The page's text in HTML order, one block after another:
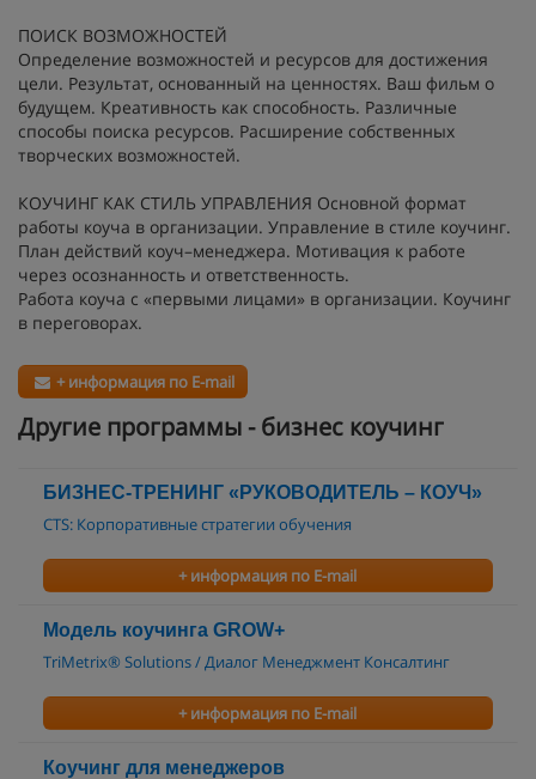
ПОИСК ВОЗМОЖНОСТЕЙ
Определение возможностей и ресурсов для достижения
цели. Результат, основанный на ценностях. Ваш фильм о
будущем. Креативность как способность. Различные
способы поиска ресурсов. Расширение собственных
творческих возможностей.
КОУЧИНГ КАК СТИЛЬ УПРАВЛЕНИЯ Основной формат
работы коуча в организации. Управление в стиле коучинг.
План действий коуч–менеджера. Мотивация к работе
через осознанность и ответственность.
Работа коуча с «первыми лицами» в организации. Коучинг
в переговорах.
+ информация по E-mail
Другие программы - бизнес коучинг
БИЗНЕС-ТРЕНИНГ «РУКОВОДИТЕЛЬ – КОУЧ»
CTS: Корпоративные стратегии обучения
+ информация по E-mail
Модель коучинга GROW+
TriMetrix® Solutions / Диалог Менеджмент Консалтинг
+ информация по E-mail
Коучинг для менеджеров